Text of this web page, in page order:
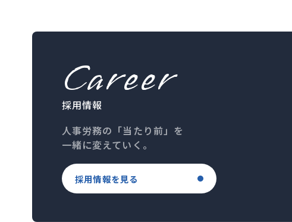
Career
採用情報
人事労務の「当たり前」を
一緒に変えていく。
採用情報を見る